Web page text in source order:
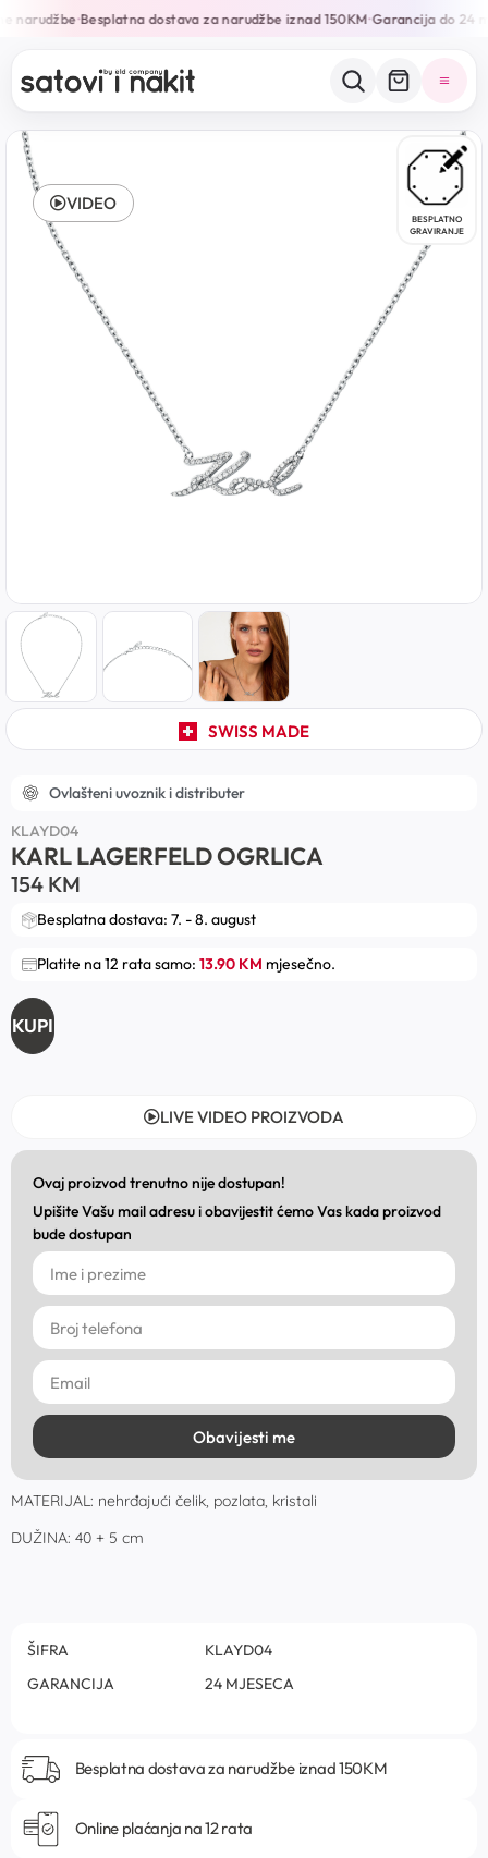
narudžbe•Besplatna dostava za narudžbe iznad 150KM•Garancija do 24
BESPLATNO
GRAVIRANJE
SWISS MADE
VIDEO
Ovlašteni uvoznik i distributer
KLAYD04
KARL LAGERFELD OGRLICA
154 KM
Besplatna dostava: 7. - 8. august
Platite na 12 rata samo: 13.90 KM mjesečno.
KUPI
LIVE VIDEO PROIZVODA
Ovaj proizvod trenutno nije dostupan!
Upišite Vašu mail adresu i obavijestit ćemo Vas kada proizvod
bude dostupan
Obavijesti me
MATERIJAL: nehrđajući čelik, pozlata, kristali
DUŽINA: 40 + 5 cm
ŠIFRA
KLAYD04
GARANCIJA
24 MJESECA
Besplatna dostava za narudžbe iznad 150KM
Online plaćanja na 12 rata